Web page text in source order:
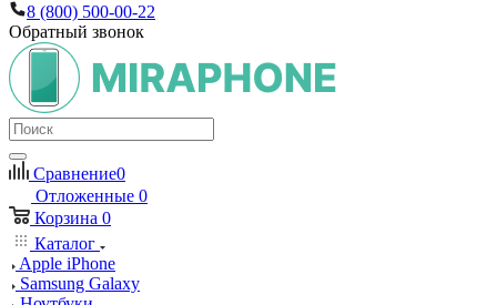
8 (800) 500-00-22
Обратный звонок
Сравнение0
Отложенные 0
Корзина 0
Каталог
Apple iPhone
Samsung Galaxy